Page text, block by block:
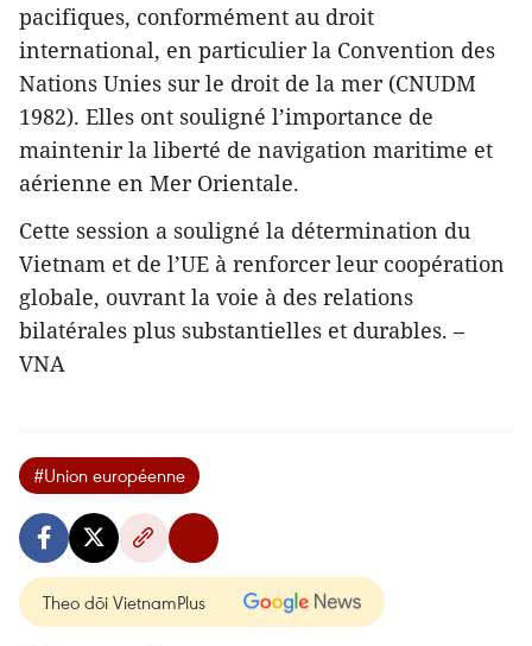
pacifiques, conformément au droit
international, en particulier la Convention des
Nations Unies sur le droit de la mer (CNUDM
1982). Elles ont souligné l’importance de
maintenir la liberté de navigation maritime et
aérienne en Mer Orientale.
Cette session a souligné la détermination du
Vietnam et de l’UE à renforcer leur coopération
globale, ouvrant la voie à des relations
bilatérales plus substantielles et durables. –
VNA
#Union européenne
Theo dõi VietnamPlus